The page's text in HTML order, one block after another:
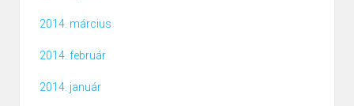
2014. március
2014. február
2014. január